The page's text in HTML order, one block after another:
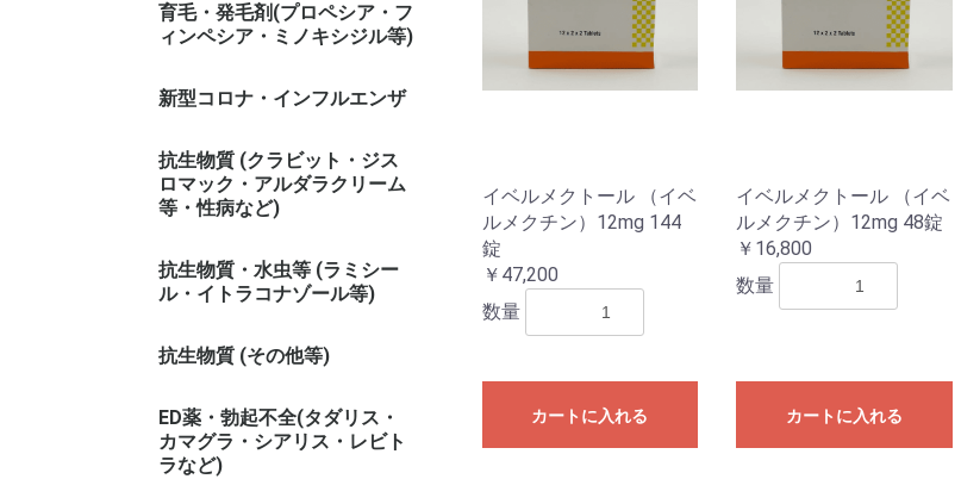
育毛・発毛剤(プロペシア・フ
ィンペシア・ミノキシジル等)
新型コロナ・インフルエンザ
抗生物質 (クラビット・ジス
ロマック・アルダラクリーム
等・性病など)
抗生物質・水虫等 (ラミシー
ル・イトラコナゾール等)
抗生物質 (その他等)
ED薬・勃起不全(タダリス・
カマグラ・シアリス・レビト
ラなど)
イベルメクトール （イベ
ルメクチン）12mg 144
錠
￥47,200
数量
カートに入れる
イベルメクトール （イベ
ルメクチン）12mg 48錠
￥16,800
数量
カートに入れる